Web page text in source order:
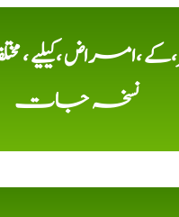
،امراض ،کیلیے ،
نسخہ جات